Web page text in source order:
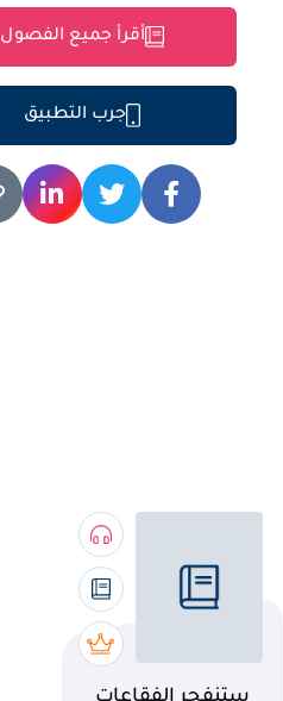
أقرأ جميع الفصول
جرب التطبيق
اسم الكتاب